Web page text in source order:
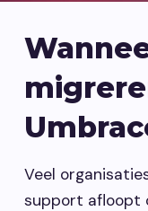
Reviews
Kennisbank
Vacatures
Veel
support afloopt